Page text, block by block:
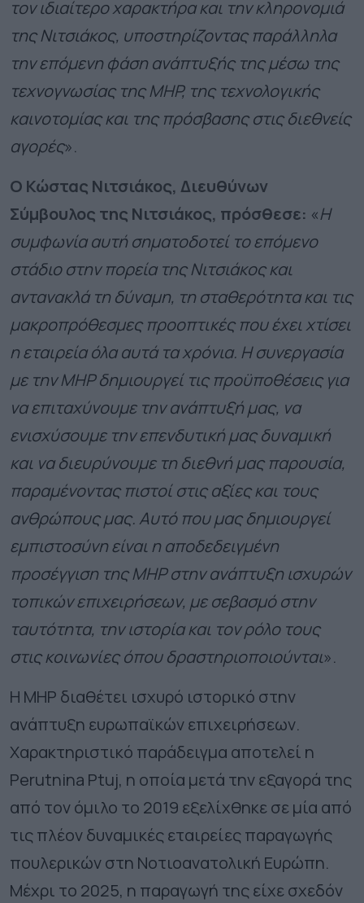
τον ιδιαίτερο χαρακτήρα και την κληρονομιά
της Νιτσιάκος, υποστηρίζοντας παράλληλα
την επόμενη φάση ανάπτυξής της μέσω της
τεχνογνωσίας της MHP, της τεχνολογικής
καινοτομίας και της πρόσβασης στις διεθνείς
αγορές».
Ο Κώστας Νιτσιάκος, Διευθύνων
Σύμβουλος της Νιτσιάκος, πρόσθεσε: «Η
συμφωνία αυτή σηματοδοτεί το επόμενο
στάδιο στην πορεία της Νιτσιάκος και
αντανακλά τη δύναμη, τη σταθερότητα και τις
μακροπρόθεσμες προοπτικές που έχει χτίσει
η εταιρεία όλα αυτά τα χρόνια. Η συνεργασία
με την MHP δημιουργεί τις προϋποθέσεις για
να επιταχύνουμε την ανάπτυξή μας, να
ενισχύσουμε την επενδυτική μας δυναμική
και να διευρύνουμε τη διεθνή μας παρουσία,
παραμένοντας πιστοί στις αξίες και τους
ανθρώπους μας. Αυτό που μας δημιουργεί
εμπιστοσύνη είναι η αποδεδειγμένη
προσέγγιση της MHP στην ανάπτυξη ισχυρών
τοπικών επιχειρήσεων, με σεβασμό στην
ταυτότητα, την ιστορία και τον ρόλο τους
στις κοινωνίες όπου δραστηριοποιούνται».
Η MHP διαθέτει ισχυρό ιστορικό στην
ανάπτυξη ευρωπαϊκών επιχειρήσεων.
Χαρακτηριστικό παράδειγμα αποτελεί η
Perutnina Ptuj, η οποία μετά την εξαγορά της
από τον όμιλο το 2019 εξελίχθηκε σε μία από
τις πλέον δυναμικές εταιρείες παραγωγής
πουλερικών στη Νοτιοανατολική Ευρώπη.
Μέχρι το 2025, η παραγωγή της είχε σχεδόν